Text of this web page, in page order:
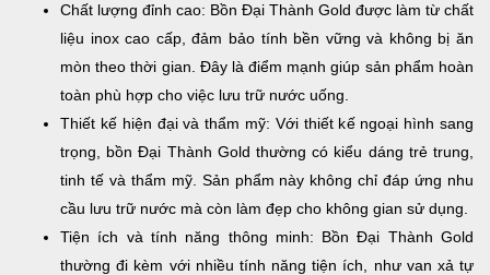
Chất lượng đỉnh cao: Bồn Đại Thành Gold được làm từ chất
liệu inox cao cấp, đảm bảo tính bền vững và không bị ăn
mòn theo thời gian. Đây là điểm mạnh giúp sản phẩm hoàn
toàn phù hợp cho việc lưu trữ nước uống.
Thiết kế hiện đại và thẩm mỹ: Với thiết kế ngoại hình sang
trọng, bồn Đại Thành Gold thường có kiểu dáng trẻ trung,
tinh tế và thẩm mỹ. Sản phẩm này không chỉ đáp ứng nhu
cầu lưu trữ nước mà còn làm đẹp cho không gian sử dụng.
Tiện ích và tính năng thông minh: Bồn Đại Thành Gold
thường đi kèm với nhiều tính năng tiện ích, như van xả tự